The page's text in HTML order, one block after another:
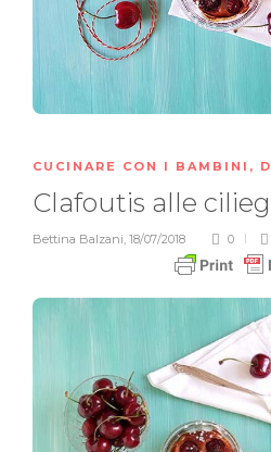
CUCINARE CON I BAMBINI ,
Clafoutis alle
Bettina Balzani, 18/07/2018 0